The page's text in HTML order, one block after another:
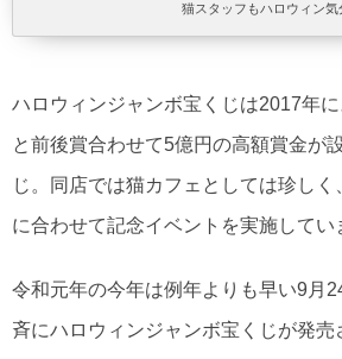
猫スタッフもハロウィン気
ハロウィンジャンボ宝くじは2017年
と前後賞合わせて5億円の高額賞金が
じ。同店では猫カフェとしては珍しく
に合わせて記念イベントを実施してい
令和元年の今年は例年よりも早い9月
斉にハロウィンジャンボ宝くじが発売